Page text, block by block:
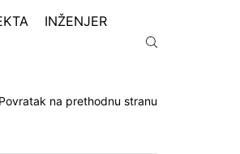
INŽENJER
Povratak na prethodnu stranu